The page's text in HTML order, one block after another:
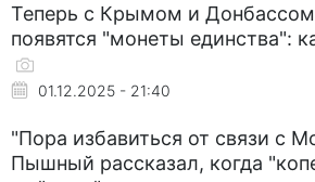
Теперь с Крымом и
появятся "монеты единства":
01.12.2025 - 21:40
"Пора избавиться от связи с
Пышный рассказал, когда